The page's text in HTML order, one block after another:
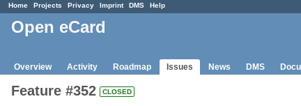
Home Projects Privacy Imprint DMS Help
Open eCard
Overview Activity Roadmap Issues News DMS
Feature #352 CLOSED